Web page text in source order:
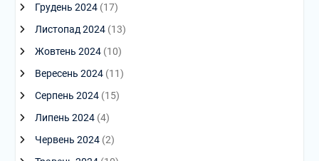
Грудень 2024(17)
Листопад 2024(13)
Жовтень 2024(10)
Вересень 2024(11)
Серпень 2024(15)
Липень 2024(4)
Червень 2024(2)